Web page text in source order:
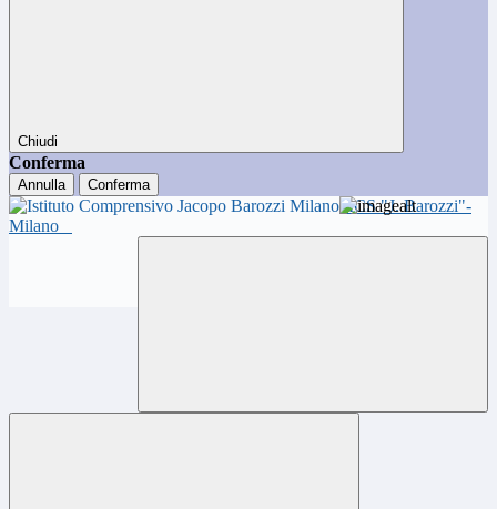
Chiudi
Conferma
Annulla Conferma
ICS "J. Barozzi"-
Milano